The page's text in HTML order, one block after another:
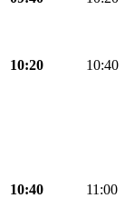
10:20 10:40
10:40 11:00